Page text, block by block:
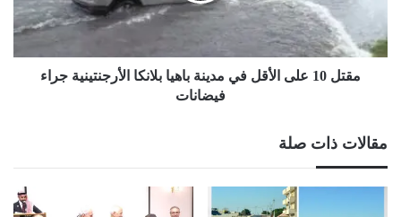
بلانكا
الأرجنتينية
مقتل 10 على الأقل في مدينة باهيا بلانكا الأرجنتينية جراء
فيضانات
مقالات ذات صلة